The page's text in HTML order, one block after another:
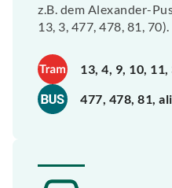
z.B. dem Alexander-
13, 3, 477, 478, 81, 70).
13, 4, 9, 10, 11,
477, 478, 81,